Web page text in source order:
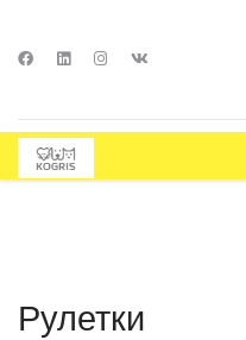
Рулетки